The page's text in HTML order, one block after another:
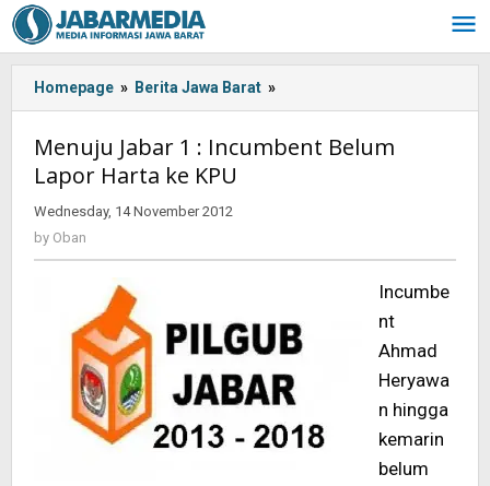
Skip
to
content
Homepage » Berita Jawa Barat »
Jabar
:
Menuju Jabar 1 : Incumbent Belum
Lapor Harta ke KPU
Wednesday, 14 November 2012
by Oban
Incumbe
nt
Ahmad
Heryawa
n hingga
kemarin
belum